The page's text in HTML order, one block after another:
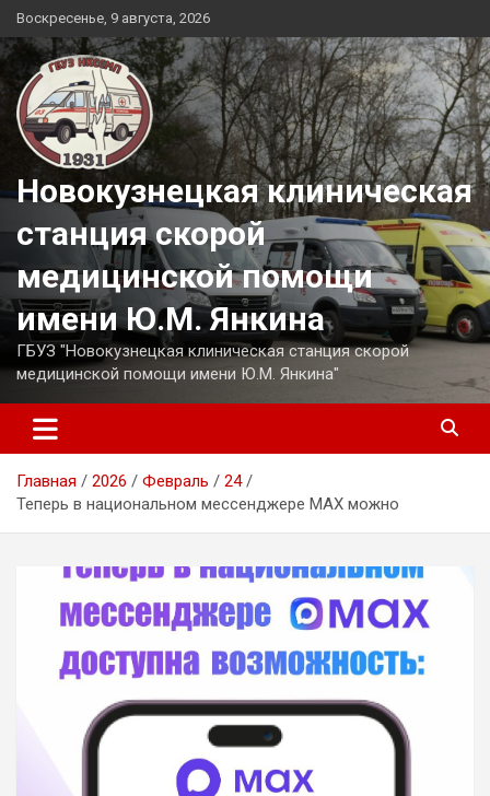
Перейти
к
содержимому
Воскресенье, 9 августа, 2026
Новокузнецкая клиническая
станция скорой
медицинской помощи
имени Ю.М. Янкина
ГБУЗ "Новокузнецкая клиническая станция скорой
медицинской помощи имени Ю.М. Янкина"
Главная 2026 Февраль
24
Теперь в национальном мессенджере МАХ можно